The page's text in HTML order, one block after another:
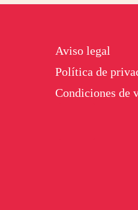
Footer
Aviso legal
Política de
Condiciones de